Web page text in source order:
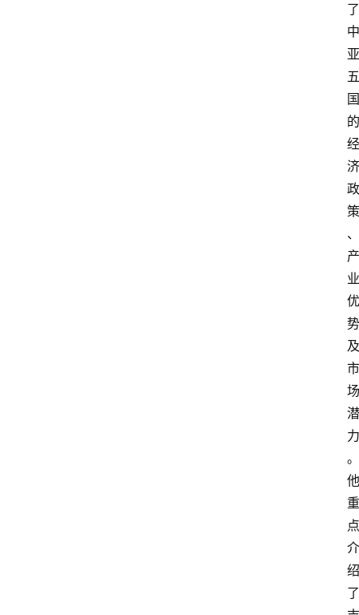
了
中
亚
五
国
的
经
济
政
策
、
产
业
优
势
及
市
场
潜
力
。
他
重
点
介
绍
了